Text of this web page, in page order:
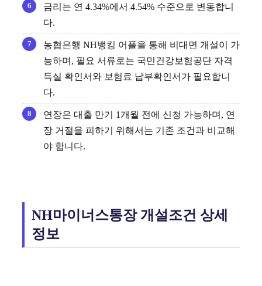
금리는 연 4.34%에서 4.54% 수준으로 변동합니
다.
농협은행 NH뱅킹 어플을 통해 비대면 개설이 가
능하며, 필요 서류로는 국민건강보험공단 자격
득실 확인서와 보험료 납부확인서가 필요합니
다.
연장은 대출 만기 1개월 전에 신청 가능하며, 연
장 거절을 피하기 위해서는 기존 조건과 비교해
야 합니다.
NH마이너스통장 개설조건 상세
정보